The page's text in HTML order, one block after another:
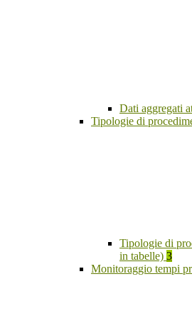
Dati aggregati
Tipologie di
Tipologie di
in tabelle) 3
Monitoraggio tempi